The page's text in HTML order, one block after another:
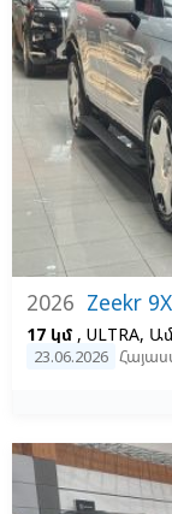
2026 Zeekr
17 կմ , ULTRA,
23.06.2026